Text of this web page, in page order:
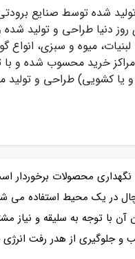
شده توسط صنایع برودتی
دنیا طراحی و تولید شده
لبنیات، میوه و سبزی،
خرید محسوب شده و با
و یا کشویی) طراحی و
محصولات
یک محیط استفاده می
آن با توجه به سلیقه و
و جلوگیری از هدر رفت